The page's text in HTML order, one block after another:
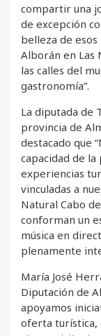
compartir una
de excepción
belleza de
Alborán en
las calles del
gastronomía”.
La diputada de
provincia de
destacado que
capacidad de
experiencias
vinculadas a
Natural Cabo
conforman un
música en
plenamente
María José
Diputación de
apoyamos
oferta turística,